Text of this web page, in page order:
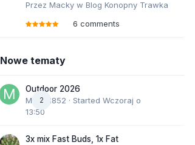
Przez Macky w Blog Konopny Trawka
6 comments
Nowe tematy
2
Outdoor 2026
Marcel852 · Started Wczoraj o
13:50
3x mix Fast Buds, 1x Fat